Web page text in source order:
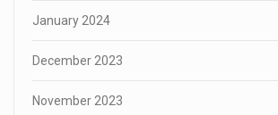
January 2024
December 2023
November 2023